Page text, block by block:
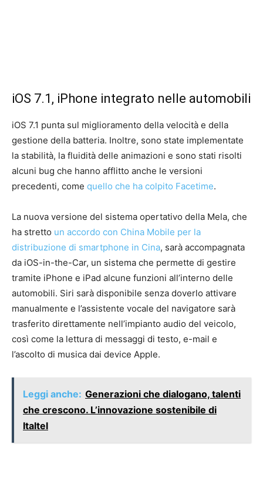
iOS 7.1, iPhone integrato nelle automobili
iOS 7.1 punta sul miglioramento della velocità e della
gestione della batteria. Inoltre, sono state implementate
la stabilità, la fluidità delle animazioni e sono stati risolti
alcuni bug che hanno afflitto anche le versioni
precedenti, come quello che ha colpito Facetime.
La nuova versione del sistema opertativo della Mela, che
ha stretto un accordo con China Mobile per la
distribuzione di smartphone in Cina, sarà accompagnata
da iOS-in-the-Car, un sistema che permette di gestire
tramite iPhone e iPad alcune funzioni all’interno delle
automobili. Siri sarà disponibile senza doverlo attivare
manualmente e l’assistente vocale del navigatore sarà
trasferito direttamente nell’impianto audio del veicolo,
così come la lettura di messaggi di testo, e-mail e
l’ascolto di musica dai device Apple.
Leggi anche: Generazioni che dialogano, talenti
che crescono. L’innovazione sostenibile di
Italtel